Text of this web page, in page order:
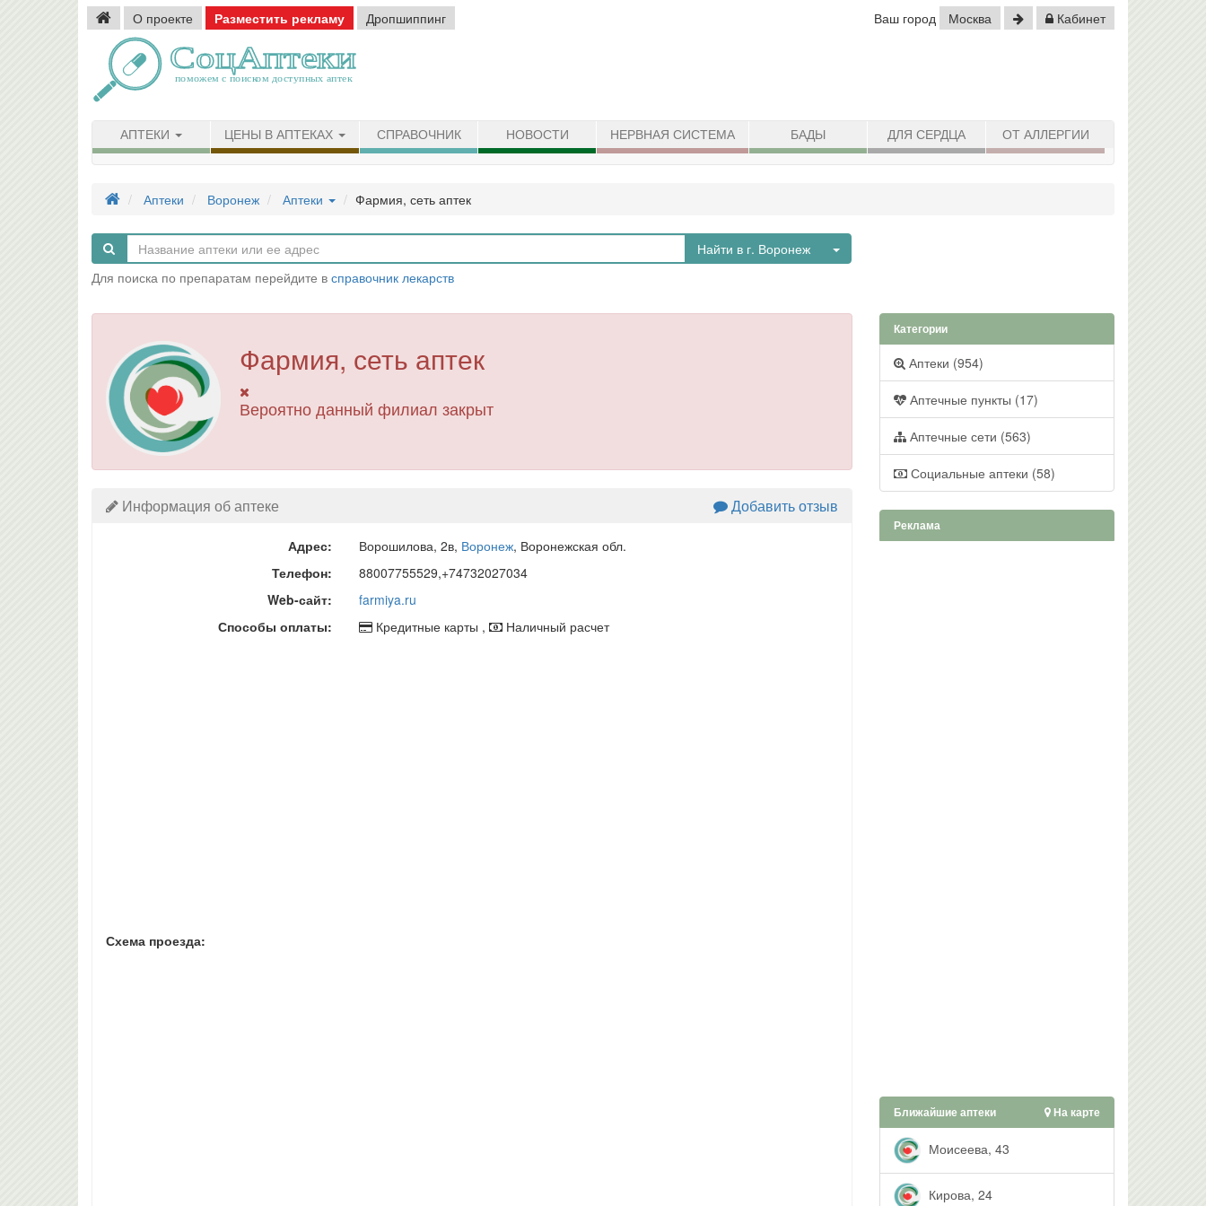
О проекте Разместить рекламу Дропшиппинг Ваш город Москва Кабинет
АПТЕКИ ЦЕНЫ В АПТЕКАХ СПРАВОЧНИК НОВОСТИ НЕРВНАЯ СИСТЕМА БАДЫ ДЛЯ СЕРДЦА ОТ АЛЛЕРГИИ
Аптеки Воронеж Аптеки Фармия, сеть аптек
Найти в г. Воронеж
Toggle Dropdown
Для поиска по препаратам перейдите в справочник лекарств
Фармия, сеть аптек
Вероятно данный филиал закрыт
Информация об аптеке Добавить отзыв
Адрес: Ворошилова, 2в, Воронеж, Воронежская обл.
Телефон:
88007755529,+74732027034
Web-сайт:
farmiya.ru
Способы оплаты:
Кредитные карты , Наличный расчет
Схема проезда:
Категории
Аптеки (954)
Аптечные пункты (17)
Аптечные сети (563)
Социальные аптеки (58)
Реклама
Ближайшие аптеки На карте
Моисеева, 43
Кирова, 24